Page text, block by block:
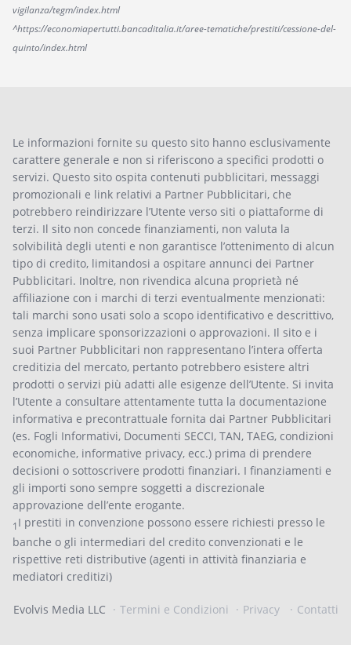
vigilanza/tegm/index.html
^https://economiapertutti.bancaditalia.it/aree-tematiche/prestiti/cessione-del-
quinto/index.html
Le informazioni fornite su questo sito hanno esclusivamente
carattere generale e non si riferiscono a specifici prodotti o
servizi. Questo sito ospita contenuti pubblicitari, messaggi
promozionali e link relativi a Partner Pubblicitari, che
potrebbero reindirizzare l’Utente verso siti o piattaforme di
terzi. Il sito non concede finanziamenti, non valuta la
solvibilità degli utenti e non garantisce l’ottenimento di alcun
tipo di credito, limitandosi a ospitare annunci dei Partner
Pubblicitari. Inoltre, non rivendica alcuna proprietà né
affiliazione con i marchi di terzi eventualmente menzionati:
tali marchi sono usati solo a scopo identificativo e descrittivo,
senza implicare sponsorizzazioni o approvazioni. Il sito e i
suoi Partner Pubblicitari non rappresentano l’intera offerta
creditizia del mercato, pertanto potrebbero esistere altri
prodotti o servizi più adatti alle esigenze dell’Utente. Si invita
l’Utente a consultare attentamente tutta la documentazione
informativa e precontrattuale fornita dai Partner Pubblicitari
(es. Fogli Informativi, Documenti SECCI, TAN, TAEG, condizioni
economiche, informative privacy, ecc.) prima di prendere
decisioni o sottoscrivere prodotti finanziari. I finanziamenti e
gli importi sono sempre soggetti a discrezionale
approvazione dell’ente erogante.
1 I prestiti in convenzione possono essere richiesti presso le
banche o gli intermediari del credito convenzionati e le
rispettive reti distributive (agenti in attività finanziaria e
mediatori creditizi)
Evolvis Media LLC Termini e Condizioni Privacy Contatti